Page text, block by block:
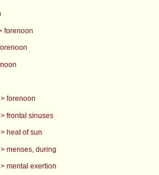
forenoon
forenoon
frontal sinuses
heat of sun
menses, during
mental exertion